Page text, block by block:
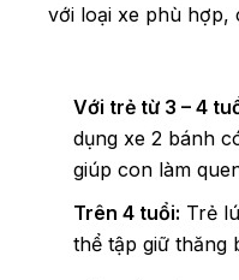
với loại xe phù hợp,
Với trẻ từ 3 – 4
dụng xe 2 bánh
giúp con làm
Trên 4 tuổi: Trẻ
thể tập giữ thăng